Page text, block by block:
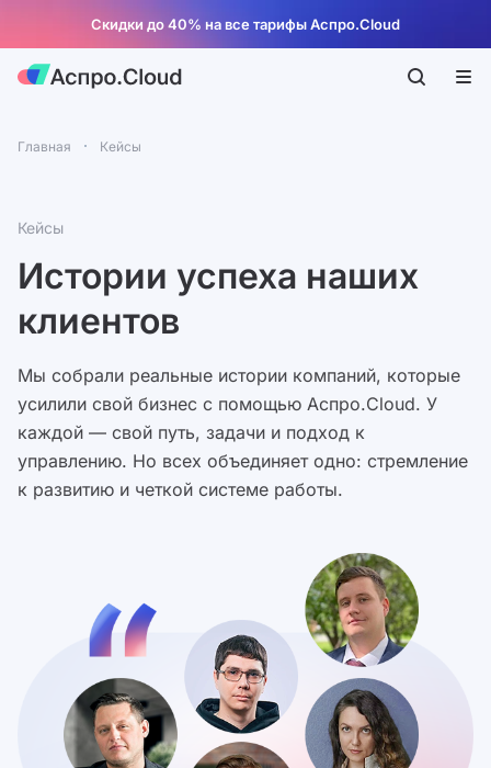
Скидки до 40% на все тарифы Аспро.Cloud
Главная Кейсы
Кейсы
Истории успеха наших
клиентов
Мы собрали реальные истории компаний, которые
усилили свой бизнес с помощью Аспро.Cloud. У
каждой — свой путь, задачи и подход к
управлению. Но всех объединяет одно: стремление
к развитию и четкой системе работы.